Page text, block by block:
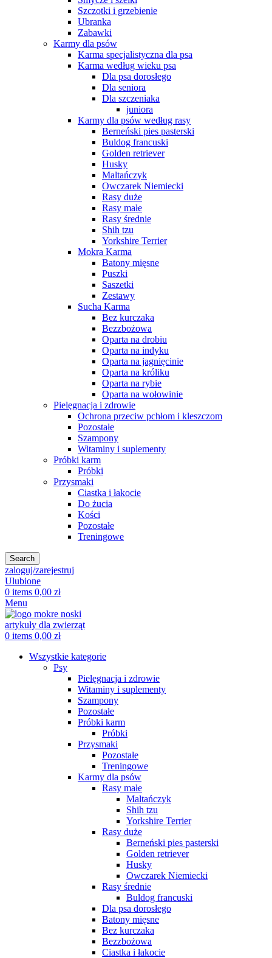
Szczotki i grzebienie
Ubranka
Zabawki
Karmy dla psów
Karma specjalistyczna dla psa
Karma według wieku psa
Dla psa dorosłego
Dla seniora
Dla szczeniaka
juniora
Karmy dla psów według rasy
Berneński pies pasterski
Buldog francuski
Golden retriever
Husky
Maltańczyk
Owczarek Niemiecki
Rasy duże
Rasy małe
Rasy średnie
Shih tzu
Yorkshire Terrier
Mokra Karma
Batony mięsne
Puszki
Saszetki
Zestawy
Sucha Karma
Bez kurczaka
Bezzbożowa
Oparta na drobiu
Oparta na indyku
Oparta na jagnięcinie
Oparta na króliku
Oparta na rybie
Oparta na wołowinie
Pielęgnacja i zdrowie
Ochrona przeciw pchłom i kleszczom
Pozostałe
Szampony
Witaminy i suplementy
Próbki karm
Próbki
Przysmaki
Ciastka i łakocie
Do żucia
Kości
Pozostałe
Treningowe
Search
zaloguj/zarejestruj
Ulubione
0 items 0,00 zł
Menu
0 items 0,00 zł
Wszystkie kategorie
Psy
Pielęgnacja i zdrowie
Witaminy i suplementy
Szampony
Pozostałe
Próbki karm
Próbki
Przysmaki
Pozostałe
Treningowe
Karmy dla psów
Rasy małe
Maltańczyk
Shih tzu
Yorkshire Terrier
Rasy duże
Berneński pies pasterski
Golden retriever
Husky
Owczarek Niemiecki
Rasy średnie
Buldog francuski
Dla psa dorosłego
Batony mięsne
Bez kurczaka
Bezzbożowa
Ciastka i łakocie